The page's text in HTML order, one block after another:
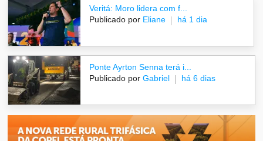
Veritá: Moro lidera com f...
Publicado por Eliane há 1 dia
Ponte Ayrton Senna terá i...
Publicado por Gabriel há 6 dias